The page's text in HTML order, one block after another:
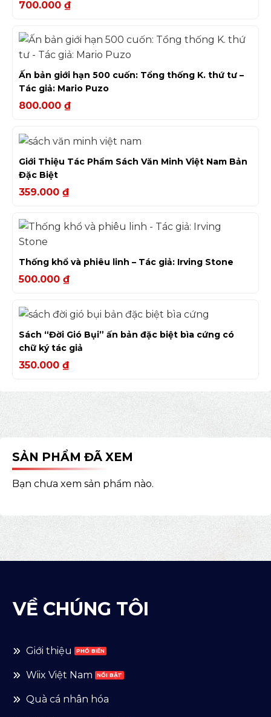
700.000 ₫
Ấn bản giới hạn 500 cuốn: Tổng thống K. thứ tư –
Tác giả: Mario Puzo
800.000 ₫
Giới Thiệu Tác Phẩm Sách Văn Minh Việt Nam Bản
Đặc Biệt
359.000 ₫
Thống khổ và phiêu linh – Tác giả: Irving Stone
500.000 ₫
Sách “Đời Gió Bụi” ấn bản đặc biệt bìa cứng có
chữ ký tác giả
350.000 ₫
SẢN PHẨM ĐÃ XEM
Bạn chưa xem sản phẩm nào.
VỀ CHÚNG TÔI
Giới thiệu
Wiix Việt Nam
Quà cá nhân hóa